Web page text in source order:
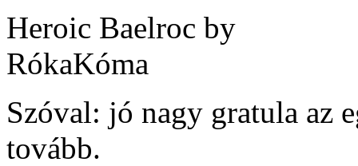
Heroic Baelroc by
RókaKóma
Szóval: jó nagy gratula az
tovább.